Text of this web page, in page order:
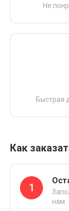
Не
Быстрая
Как
1
нам